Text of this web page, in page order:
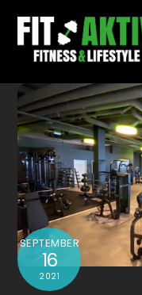
content
SEPTEMBER
16
2021